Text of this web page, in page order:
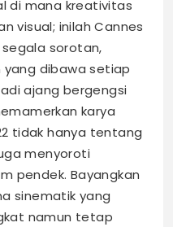
di mana kreativitas
visual; inilah Cannes
segala sorotan,
yang dibawa setiap
ajang bergengsi
karya
tidak hanya tentang
menyoroti
pendek. Bayangkan
sinematik yang
namun tetap